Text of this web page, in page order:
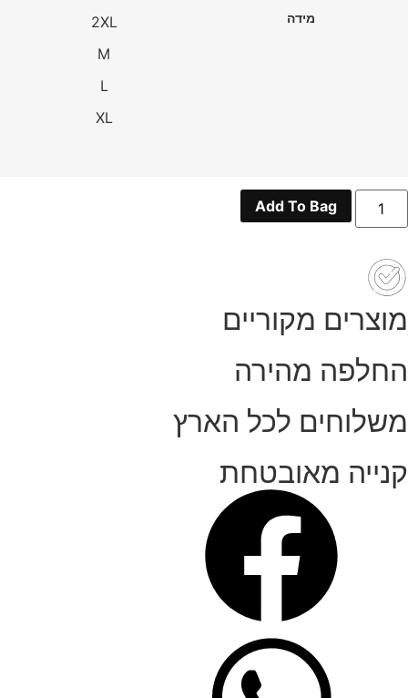
מידה
2XL
M
L
XL
כמות
חולצה
בצבע
קרם
Add To Bag
מוצרים מקוריים
החלפה מהירה
משלוחים לכל הארץ
קנייה מאובטחת